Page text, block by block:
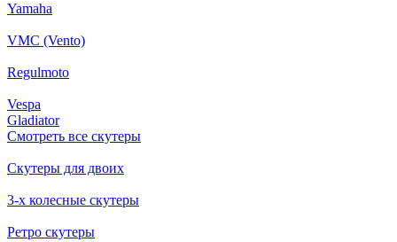
Yamaha
VMC (Vento)
Regulmoto
Vespa
Gladiator
Смотреть все скутеры
Скутеры для двоих
3-х колесные скутеры
Ретро скутеры